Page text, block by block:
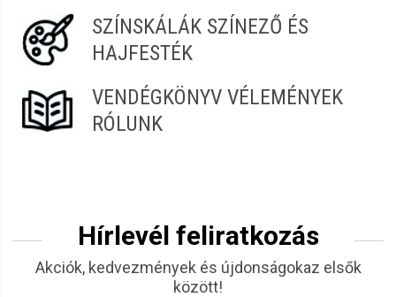
SZÍNSKÁLÁK SZÍNEZŐ ÉS
HAJFESTÉK
VENDÉGKÖNYV VÉLEMÉNYEK
RÓLUNK
Hírlevél feliratkozás
Akciók, kedvezmények és újdonságokaz elsők
között!